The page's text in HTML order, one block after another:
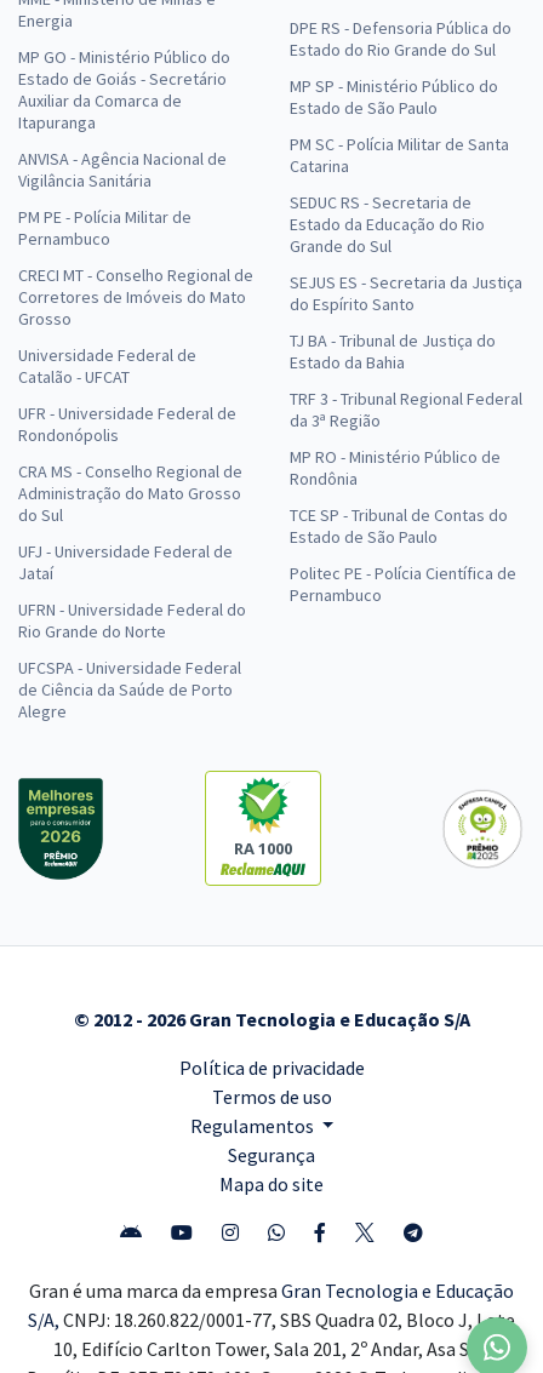
Energia
MP GO - Ministério Público do
Estado de Goiás - Secretário
Auxiliar da Comarca de
Itapuranga
ANVISA - Agência Nacional de
Vigilância Sanitária
PM PE - Polícia Militar de
Pernambuco
CRECI MT - Conselho Regional de
Corretores de Imóveis do Mato
Grosso
Universidade Federal de
Catalão - UFCAT
UFR - Universidade Federal de
Rondonópolis
CRA MS - Conselho Regional de
Administração do Mato Grosso
do Sul
UFJ - Universidade Federal de
Jataí
UFRN - Universidade Federal do
Rio Grande do Norte
UFCSPA - Universidade Federal
de Ciência da Saúde de Porto
Alegre
DPE RS - Defensoria Pública do
Estado do Rio Grande do Sul
MP SP - Ministério Público do
Estado de São Paulo
PM SC - Polícia Militar de Santa
Catarina
SEDUC RS - Secretaria de
Estado da Educação do Rio
Grande do Sul
SEJUS ES - Secretaria da Justiça
do Espírito Santo
TJ BA - Tribunal de Justiça do
Estado da Bahia
TRF 3 - Tribunal Regional Federal
da 3ª Região
MP RO - Ministério Público de
Rondônia
TCE SP - Tribunal de Contas do
Estado de São Paulo
Politec PE - Polícia Científica de
Pernambuco
RA 1000
© 2012 - 2026 Gran Tecnologia e Educação S/A
Política de privacidade
Termos de uso
Regulamentos
Segurança
Mapa do site
Gran é uma marca da empresa Gran Tecnologia e Educação
S/A, CNPJ: 18.260.822/0001-77, SBS Quadra 02, Bloco J, Lote
10, Edifício Carlton Tower, Sala 201, 2º Andar, Asa Sul,